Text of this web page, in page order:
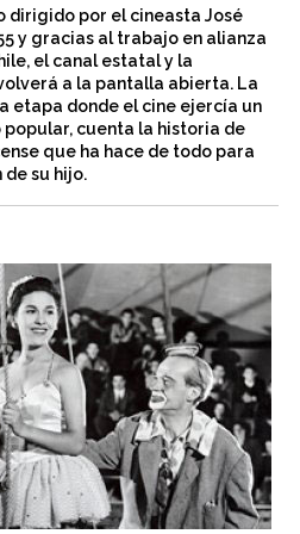
CINE Y TV
dirigido por el cineasta José
y gracias al trabajo en alianza
el canal estatal y la
a la pantalla abierta. La
etapa donde el cine ejercía un
cuenta la historia de
que ha hace de todo para
su hijo.